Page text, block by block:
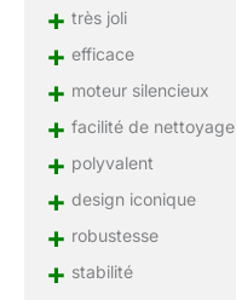
+ très joli
+ efficace
+ moteur silencieux
+ facilité de nettoyage
+ polyvalent
+ design iconique
+ robustesse
+ stabilité